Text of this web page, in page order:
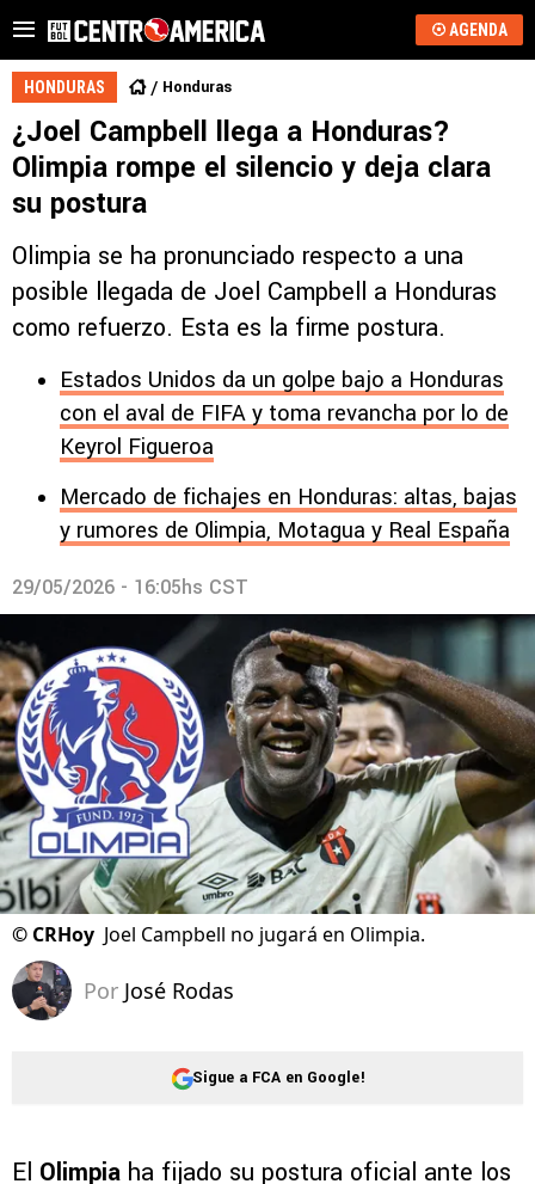
AGENDA
HONDURAS Honduras
¿Joel Campbell llega a Honduras?
Olimpia rompe el silencio y deja clara
su postura
Olimpia se ha pronunciado respecto a una
posible llegada de Joel Campbell a Honduras
como refuerzo. Esta es la firme postura.
Estados Unidos da un golpe bajo a Honduras
con el aval de FIFA y toma revancha por lo de
Keyrol Figueroa
Mercado de fichajes en Honduras: altas, bajas
y rumores de Olimpia, Motagua y Real España
29/05/2026 - 16:05hs CST
© CRHoy Joel Campbell no jugará en Olimpia.
Por José Rodas
Sigue a FCA en Google!
El Olimpia ha fijado su postura oficial ante los